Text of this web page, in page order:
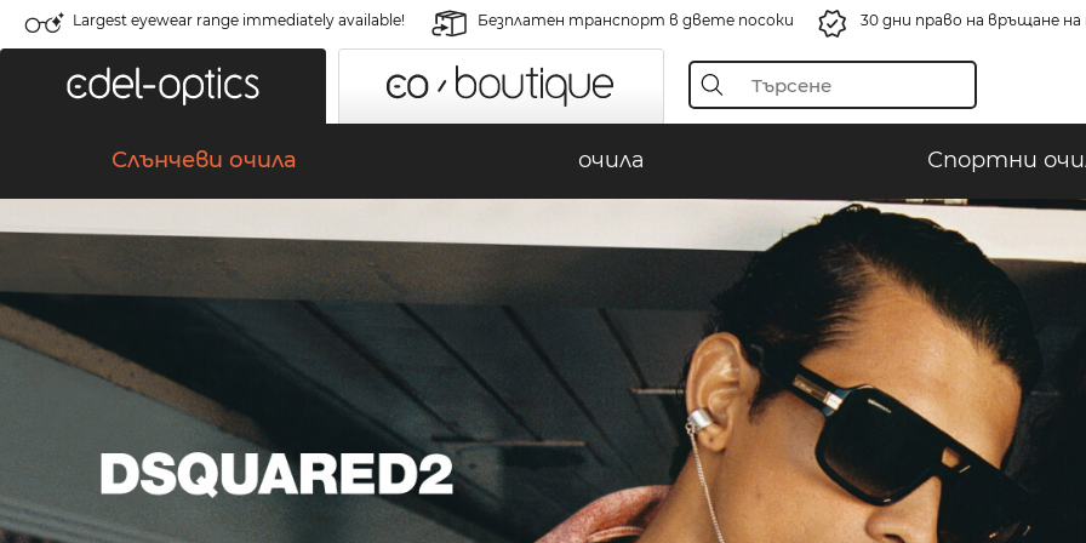
Largest eyewear range immediately available! Безплатен транспорт в двете посоки 30 дни право на връщане
Слънчеви очила очила Спортни